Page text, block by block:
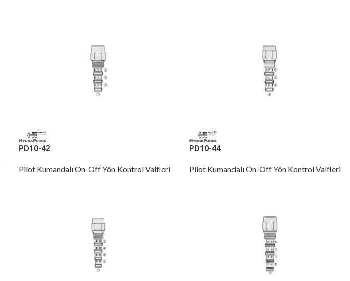
PD10-42
Pilot Kumandalı On-Off Yön Kontrol Valfleri
PD10-44
Pilot Kumandalı On-Off Yön Kontrol Valfleri